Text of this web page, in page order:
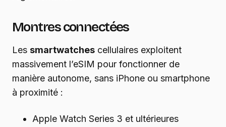
Montres connectées
Les smartwatches cellulaires exploitent
massivement l’eSIM pour fonctionner de
manière autonome, sans iPhone ou smartphone
à proximité :
Apple Watch Series 3 et ultérieures